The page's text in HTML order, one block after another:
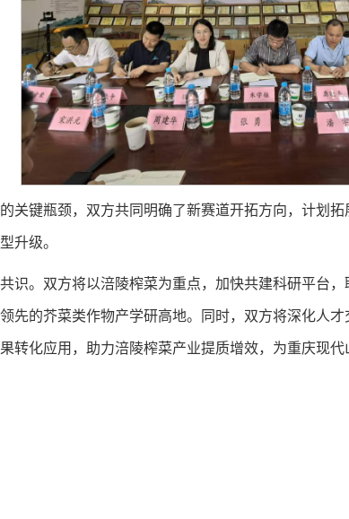
关键瓶颈，双方共同明确了新赛道开拓方向，计划
升级。
识。双方将以涪陵榨菜为重点，加快共建科研平台
先的芥菜类作物产学研高地。同时，双方将深化人
转化应用，助力涪陵榨菜产业提质增效，为重庆现